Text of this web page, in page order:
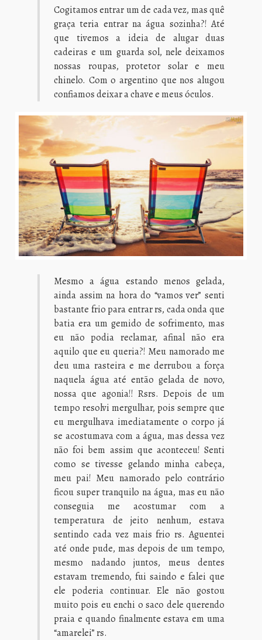
Cogitamos entrar um de cada vez, mas quê
graça teria entrar na água sozinha?! Até
que tivemos a ideia de alugar duas
cadeiras e um guarda sol, nele deixamos
nossas roupas, protetor solar e meu
chinelo. Com o argentino que nos alugou
confiamos deixar a chave e meus óculos.
Mesmo a água estando menos gelada,
ainda assim na hora do “vamos ver” senti
bastante frio para entrar rs, cada onda que
batia era um gemido de sofrimento, mas
eu não podia reclamar, afinal não era
aquilo que eu queria?! Meu namorado me
deu uma rasteira e me derrubou a força
naquela água até então gelada de novo,
nossa que agonia!! Rsrs. Depois de um
tempo resolvi mergulhar, pois sempre que
eu mergulhava imediatamente o corpo já
se acostumava com a água, mas dessa vez
não foi bem assim que aconteceu! Senti
como se tivesse gelando minha cabeça,
meu pai! Meu namorado pelo contrário
ficou super tranquilo na água, mas eu não
conseguia me acostumar com a
temperatura de jeito nenhum, estava
sentindo cada vez mais frio rs. Aguentei
até onde pude, mas depois de um tempo,
mesmo nadando juntos, meus dentes
estavam tremendo, fui saindo e falei que
ele poderia continuar. Ele não gostou
muito pois eu enchi o saco dele querendo
praia e quando finalmente estava em uma
“amarelei” rs.